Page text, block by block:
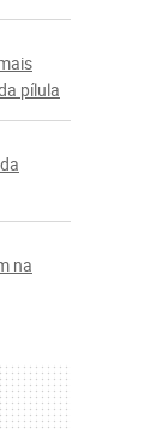
pílula
na